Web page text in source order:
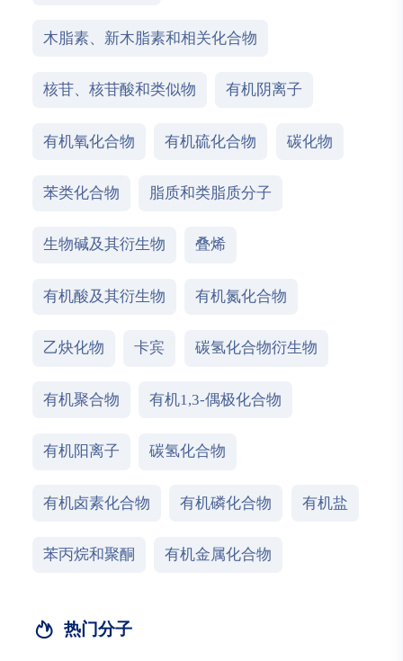
木脂素、新木脂素和相关化合物
核苷、核苷酸和类似物 有机阴离子
有机氧化合物 有机硫化合物 碳化物
苯类化合物 脂质和类脂质分子
生物碱及其衍生物 叠烯
有机酸及其衍生物 有机氮化合物
乙炔化物 卡宾 碳氢化合物衍生物
有机聚合物 有机1,3-偶极化合物
有机阳离子 碳氢化合物
有机卤素化合物 有机磷化合物 有机盐
苯丙烷和聚酮 有机金属化合物
热门分子